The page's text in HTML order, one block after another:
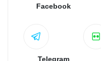
Facebook
Telegram